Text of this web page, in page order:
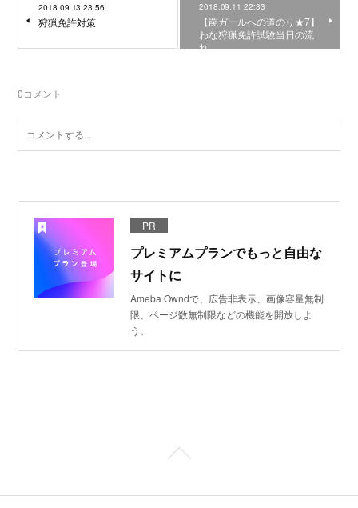
2018.09.13 23:56
狩猟免許対策
2018.09.11 22:33
【罠ガールへの道のり★7】
わな狩猟免許試験当日の流
れ
0コメント
PR
プレミアムプランでもっと自由な
サイトに
Ameba Owndで、広告非表示、画像容量無制
限、ページ数無制限などの機能を開放しよ
う。